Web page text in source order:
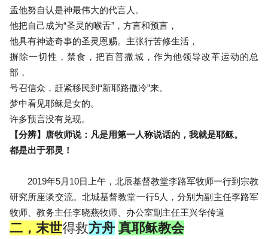
孟他努自认是神最伟大的代言人。
他把自己成为“圣灵的喉舌”，方言和预言，
他具有神迹奇事的圣灵恩赐。主张行苦修生活，
摒除一切性，禁食，把百普撒城，作为他领导改革运动的总
部，
号召信众，赶紧移民到“新耶路撒冷”来。
梦中看见耶稣是女的。
许多预言没有兑现。
【分辨】唐牧师说：凡是用第一人称说话的，我就是耶稣。
都是出于邪灵！
2019年5月10日上午，北辰基督教堂李路军牧师一行到宗教
研究所座谈交流。北城基督教堂一行5人，分别为副主任李路军
牧师、教务主任李晓燕牧师、办公室副主任王兴华传道
二，末世得救方舟 真耶稣教会